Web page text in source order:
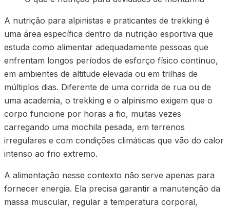
A nutrição para alpinistas e praticantes de trekking é
uma área específica dentro da nutrição esportiva que
estuda como alimentar adequadamente pessoas que
enfrentam longos períodos de esforço físico contínuo,
em ambientes de altitude elevada ou em trilhas de
múltiplos dias. Diferente de uma corrida de rua ou de
uma academia, o trekking e o alpinismo exigem que o
corpo funcione por horas a fio, muitas vezes
carregando uma mochila pesada, em terrenos
irregulares e com condições climáticas que vão do calor
intenso ao frio extremo.
A alimentação nesse contexto não serve apenas para
fornecer energia. Ela precisa garantir a manutenção da
massa muscular, regular a temperatura corporal,